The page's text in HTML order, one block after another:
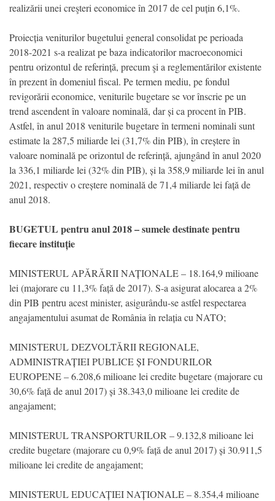
realizării unei creşteri economice în 2017 de cel puțin 6,1%.
Proiecția veniturilor bugetului general consolidat pe perioada
2018-2021 s-a realizat pe baza indicatorilor macroeconomici
pentru orizontul de referință, precum şi a reglementărilor existente
în prezent în domeniul fiscal. Pe termen mediu, pe fondul
revigorării economice, veniturile bugetare se vor înscrie pe un
trend ascendent în valoare nominală, dar și ca procent în PIB.
Astfel, în anul 2018 veniturile bugetare în termeni nominali sunt
estimate la 287,5 miliarde lei (31,7% din PIB), în creștere în
valoare nominală pe orizontul de referință, ajungând în anul 2020
la 336,1 miliarde lei (32% din PIB), și la 358,9 miliarde lei în anul
2021, respectiv o creștere nominală de 71,4 miliarde lei față de
anul 2018.
BUGETUL pentru anul 2018 – sumele destinate pentru
fiecare instituție
MINISTERUL APĂRĂRII NAȚIONALE – 18.164,9 milioane
lei (majorare cu 11,3% față de 2017). S-a asigurat alocarea a 2%
din PIB pentru acest minister, asigurându-se astfel respectarea
angajamentului asumat de România în relația cu NATO;
MINISTERUL DEZVOLTĂRII REGIONALE,
ADMINISTRAȚIEI PUBLICE ȘI FONDURILOR
EUROPENE – 6.208,6 milioane lei credite bugetare (majorare cu
30,6% față de anul 2017) și 38.343,0 milioane lei credite de
angajament;
MINISTERUL TRANSPORTURILOR – 9.132,8 milioane lei
credite bugetare (majorare cu 0,9% față de anul 2017) și 30.911,5
milioane lei credite de angajament;
MINISTERUL EDUCAȚIEI NAȚIONALE – 8.354,4 milioane